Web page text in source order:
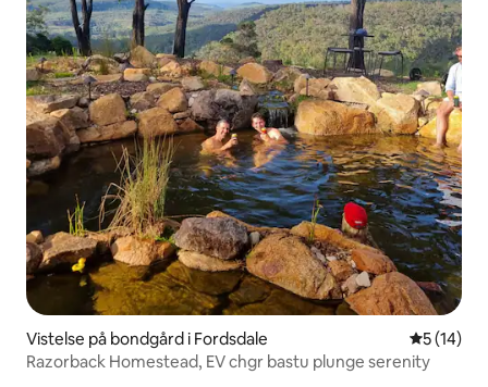
Vistelse på bondgård i Fordsdale 5 av 5 i
5 (14)
Razorback Homestead, EV chgr bastu plunge serenity